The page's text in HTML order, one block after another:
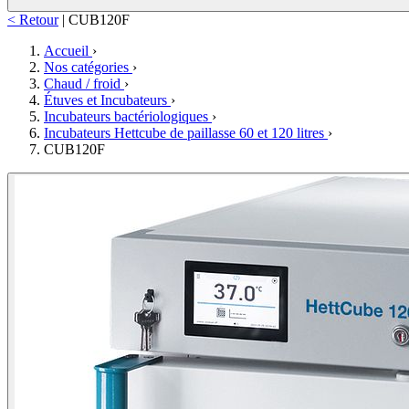
< Retour | CUB120F
Accueil ›
Nos catégories ›
Chaud / froid ›
Étuves et Incubateurs ›
Incubateurs bactériologiques ›
Incubateurs Hettcube de paillasse 60 et 120 litres ›
CUB120F